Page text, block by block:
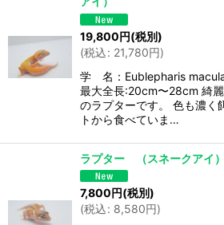
19,800円(税別)
(税込: 21,780円)
学 名：Eublepharis
最大全長:20cm〜28cm 綺
のラプターです。 色も濃く
トから食べていま…
ラプター （スネークアイ）
7,800円(税別)
(税込: 8,580円)